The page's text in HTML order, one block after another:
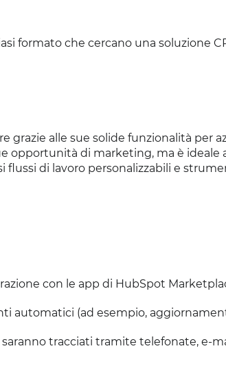
formato che cercano una soluzione
grazie alle sue solide funzionalità per
opportunità di marketing, ma è ideale
flussi di lavoro personalizzabili e
con le app di HubSpot
automatici (ad esempio,
tracciati tramite telefonate, e-